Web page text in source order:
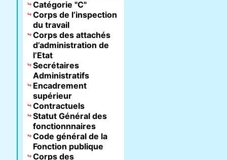
Catégorie "C"
Corps de l’inspection
du travail
Corps des attachés
d’administration de
l’Etat
Secrétaires
Administratifs
Encadrement
supérieur
Contractuels
Statut Général des
fonctionnnaires
Code général de la
Fonction publique
Corps des